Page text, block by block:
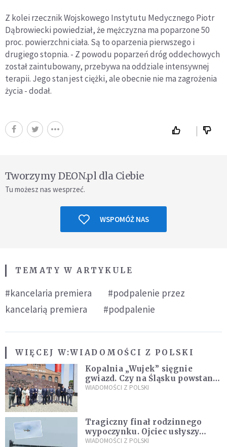
Z kolei rzecznik Wojskowego Instytutu Medycznego Piotr
Dąbrowiecki powiedział, że mężczyzna ma poparzone 50
proc. powierzchni ciała. Są to oparzenia pierwszego i
drugiego stopnia. - Z powodu poparzeń dróg oddechowych
został zaintubowany, przebywa na oddziale intensywnej
terapii. Jego stan jest ciężki, ale obecnie nie ma zagrożenia
życia - dodał.
Tworzymy DEON.pl dla Ciebie
Tu możesz nas wesprzeć.
WSPOMÓŻ NAS
TEMATY W ARTYKULE
#kancelaria premiera
#podpalenie przez
kancelarią premiera
#podpalenie
WIĘCEJ W:WIADOMOŚCI Z POLSKI
Kopalnia „Wujek” sięgnie
gwiazd. Czy na Śląsku powstanie
„Dolina Krzemowa”?
WIADOMOŚCI Z POLSKI
Tragiczny finał rodzinnego
wypoczynku. Ojciec usłyszy
zarzuty
WIADOMOŚCI Z POLSKI